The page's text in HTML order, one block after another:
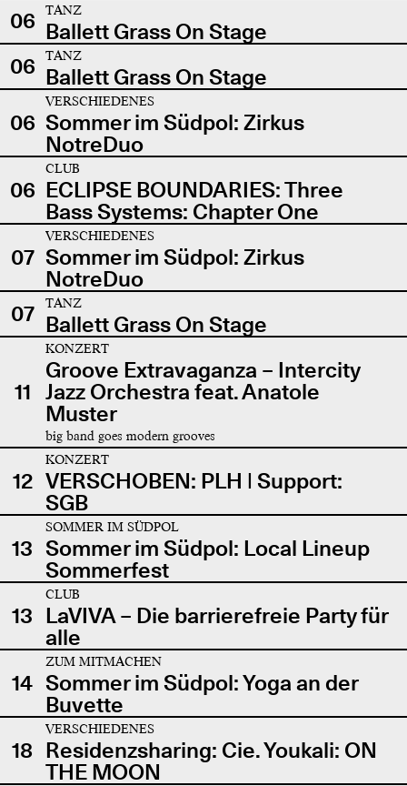
06
TANZ
Ballett Grass On Stage
06
TANZ
Ballett Grass On Stage
06
VERSCHIEDENES
Sommer im Südpol: Zirkus
NotreDuo
06
CLUB
ECLIPSE BOUNDARIES: Three
Bass Systems: Chapter One
07
VERSCHIEDENES
Sommer im Südpol: Zirkus
NotreDuo
07
TANZ
Ballett Grass On Stage
11
KONZERT
Groove Extravaganza – Intercity
Jazz Orchestra feat. Anatole
Muster
big band goes modern grooves
12
KONZERT
VERSCHOBEN: PLH | Support:
SGB
13
SOMMER IM SÜDPOL
Sommer im Südpol: Local Lineup
Sommerfest
13
CLUB
LaVIVA – Die barrierefreie Party für
alle
14
ZUM MITMACHEN
Sommer im Südpol: Yoga an der
Buvette
18
VERSCHIEDENES
Residenzsharing: Cie. Youkali: ON
THE MOON